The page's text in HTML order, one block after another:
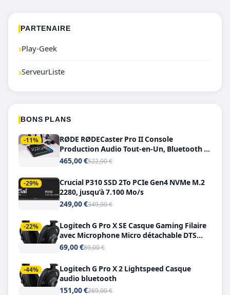
PARTENAIRE
›Play-Geek
›ServeurListe
BONS PLANS
-11%
RØDE RØDECaster Pro II Console
Production Audio Tout-en-Un, Bluetooth et
Double USB-C
465,00 €522,00 €
-29%
Crucial P310 SSD 2To PCIe Gen4 NVMe M.2
2280, jusqu’à 7.100 Mo/s
249,00 €349,00 €
-22%
Logitech G Pro X SE Casque Gaming Filaire
avec Microphone Micro détachable DTS
Headphone X 7.1
69,00 €89,00 €
-44%
Logitech G Pro X 2 Lightspeed Casque
audio bluetooth
151,00 €269,00 €